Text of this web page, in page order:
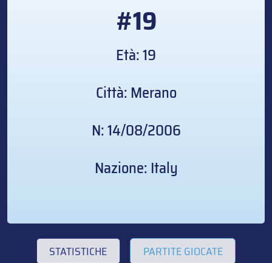
#19
Età: 19
Città: Merano
N: 14/08/2006
Nazione: Italy
STATISTICHE PARTITE GIOCATE